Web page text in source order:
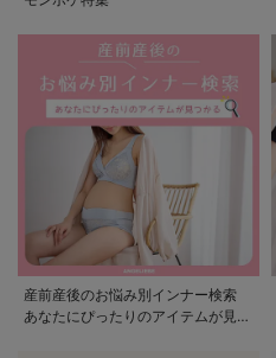
産前産後のお悩み別インナー検索
あなたにぴったりのアイテムが見つ